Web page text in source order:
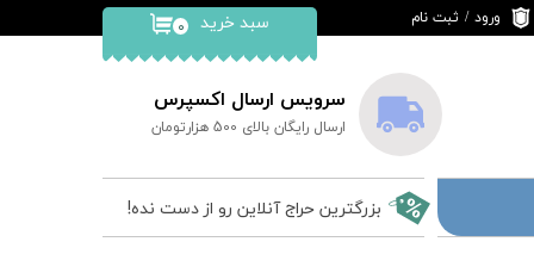
سرویس ارسال اکسپرس
ارسال رایگان بالای 500 هزارتومان
۰ سبد خرید ورود / ثبت نام
تغییر گذر واژه
سفارشات
خروج از حساب
بزرگترین حراج آنلاین رو از دست نده!